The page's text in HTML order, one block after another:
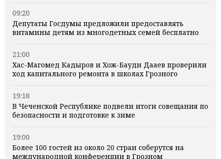
09:20
Депутаты Госдумы предложили предоставлять
витамины детям из многодетных семей бесплатно
21:00
Хас-Магомед Кадыров и Хож-Бауди Дааев проверили
ход капитального ремонта в школах Грозного
19:18
В Чеченской Республике подвели итоги совещания по
безопасности и подготовке к зиме
19:00
Более 100 гостей из около 20 стран соберутся на
международной конференции в Грозном